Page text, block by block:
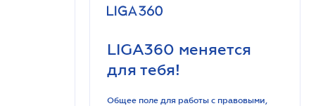
LIGA360 меняется
для тебя!
Общее поле для работы с правовыми,